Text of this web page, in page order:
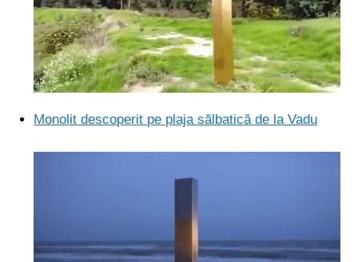
Monolit descoperit pe plaja sălbatică de la Vadu